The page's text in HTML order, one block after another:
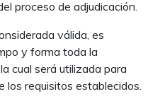
proceso de adjudicación.
válida, es
y forma toda la
cual será utilizada para
los requisitos establecidos.